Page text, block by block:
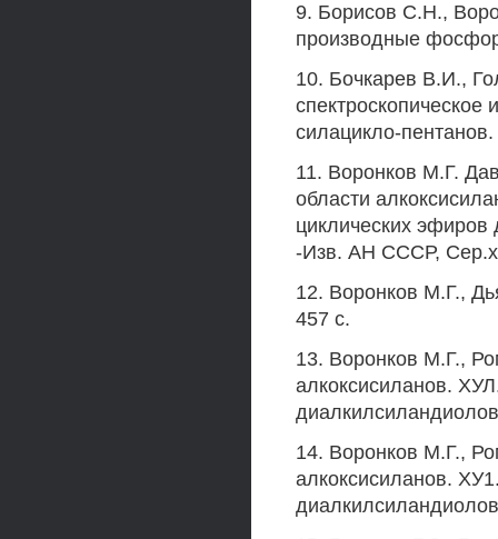
9. Борисов С.Н.,
производные
10. Бочкарев В.И.,
силацикло-
11. Воронков М.Г.
области
циклических
-Изв. АН СССР,
12. Воронков М.Г.,
457 с.
13. Воронков М.Г.,
алкоксисиланов.
14. Воронков М.Г.,
алкоксисиланов.